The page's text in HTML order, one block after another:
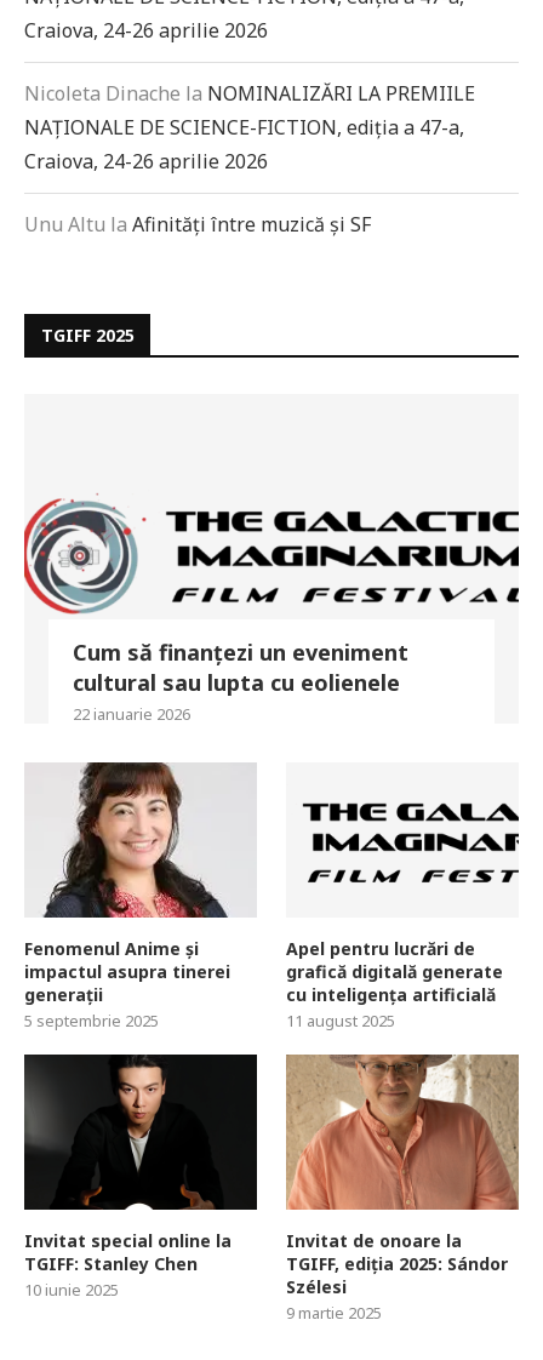
Craiova, 24-26 aprilie 2026
Nicoleta Dinache la NOMINALIZĂRI LA PREMIILE
NAȚIONALE DE SCIENCE-FICTION, ediția a 47-a,
Craiova, 24-26 aprilie 2026
Unu Altu la Afinități între muzică și SF
TGIFF 2025
Cum să finanțezi un eveniment
cultural sau lupta cu eolienele
22 ianuarie 2026
Fenomenul Anime și
impactul asupra tinerei
generații
5 septembrie 2025
Apel pentru lucrări de
grafică digitală generate
cu inteligența artificială
11 august 2025
Invitat special online la
TGIFF: Stanley Chen
10 iunie 2025
Invitat de onoare la
TGIFF, ediția 2025: Sándor
Szélesi
9 martie 2025